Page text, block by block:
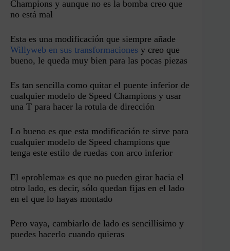
Champions y aunque no es la bomba creo que
no está mal
Esta es una modificación que siempre añade
Willyweb en sus transformaciones y creo que
bueno, le queda muy bien para las pocas piezas
Es tan sencilla como quitar el puente inferior de
cualquier modelo de Speed Champions y usar
una T para hacer la rotula de dirección
Lo bueno es que esta modificación te sirve para
cualquier modelo de Speed champions que
tenga este estilo de ruedas con arco inferior
El «problema» es que no pueden girar hacia el
otro lado, es decir, sólo quedan fijas en el lado
en el que lo hayas montado
Pero vaya, cambiarlo de lado es sencillísimo y
puedes hacerlo cuando quieras